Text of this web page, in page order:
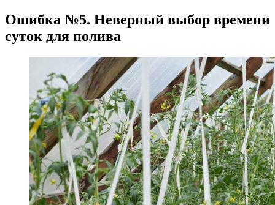
Ошибка №5. Неверный выбор времени
суток для полива